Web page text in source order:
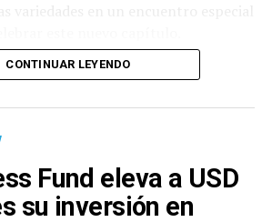
CONTINUAR LEYENDO
Fund eleva a USD
su inversión en